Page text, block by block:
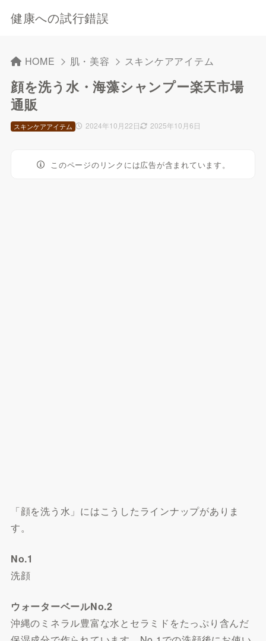
健康への試行錯誤
HOME 肌・美容 スキンケアアイテム
顔を洗う水・海藻シャンプー楽天市場
通販
2024年10月22日 2025年10月6日
スキンケアアイテム
このページのリンクには広告が含まれています。
「顔を洗う水」にはこうしたラインナップがありま
す。
No.1
洗顔
ウォーターベールNo.2
沖縄のミネラル豊富な水とセラミドをたっぷり含んだ